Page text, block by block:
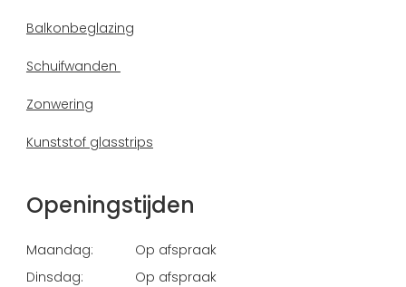
Balkonbeglazing
Schuifwanden
Zonwering
Kunststof glasstrips
Openingstijden
Maandag:
Op afspraak
Dinsdag:
Op afspraak